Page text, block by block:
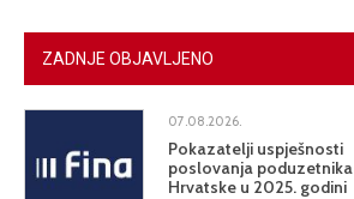
ZADNJE OBJAVLJENO
07.08.2026.
Pokazatelji uspješnosti
poslovanja poduzetnika
Hrvatske u 2025. godini